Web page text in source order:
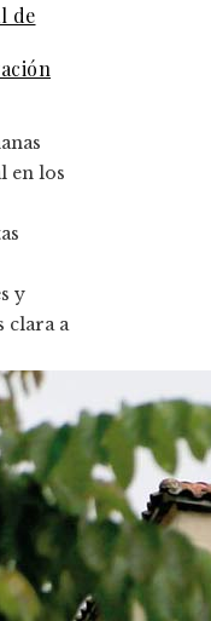
de
en los
y
clara a